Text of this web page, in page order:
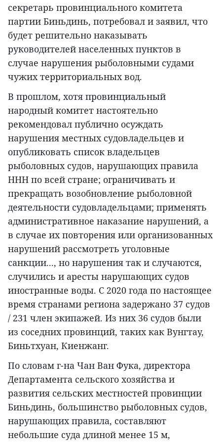
секретарь провинциального комитета
партии Биньдинь, потребовал и заявил, что
будет решительно наказывать
руководителей населенных пунктов в
случае нарушения рыболовными судами
чужих территориальных вод.
В прошлом, хотя провинциальный
народный комитет настоятельно
рекомендовал публично осуждать
нарушения местных судовладельцев и
опубликовать список владельцев
рыболовных судов, нарушающих правила
ННН по всей стране; ограничивать и
прекращать возобновление рыболовной
деятельности судовладельцами; применять
административное наказание нарушений, а
в случае их повторения или организованных
нарушений рассмотреть уголовные
санкции..., но нарушения так и случаются,
случились и аресты нарушающих судов
иностранные воды. С 2020 года по настоящее
время странами региона задержано 37 судов
/ 231 член экипажей. Из них 36 судов были
из соседних провинций, таких как Вунгтау,
Биньтхуан, Киенжанг.
По словам г-на Чан Ван Фука, директора
Департамента сельского хозяйства и
развития сельских местностей провинции
Биньдинь, большинство рыболовных судов,
нарушающих правила, составляют
небольшие суда длиной менее 15 м,